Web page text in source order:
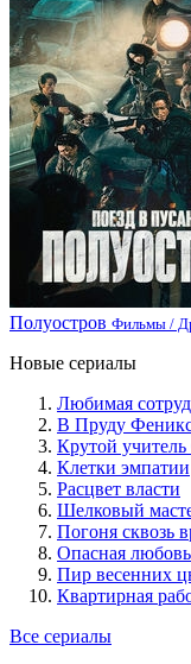
Полуостров Фильмы /
Новые сериалы
Любимая
В Пруду
Крутой
Клетки эмпатии
Расцвет власти
Шелковый
Погоня сквозь
Опасная
Пир весенних
Квартирная
Все сериалы